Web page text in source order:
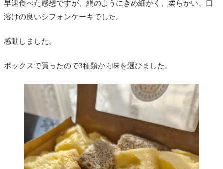
早速食べた感想ですが、絹のようにきめ細かく、柔らかい、口
溶けの良いシフォンケーキでした。
感動しました。
ボックスで買ったので3種類から味を選びました。